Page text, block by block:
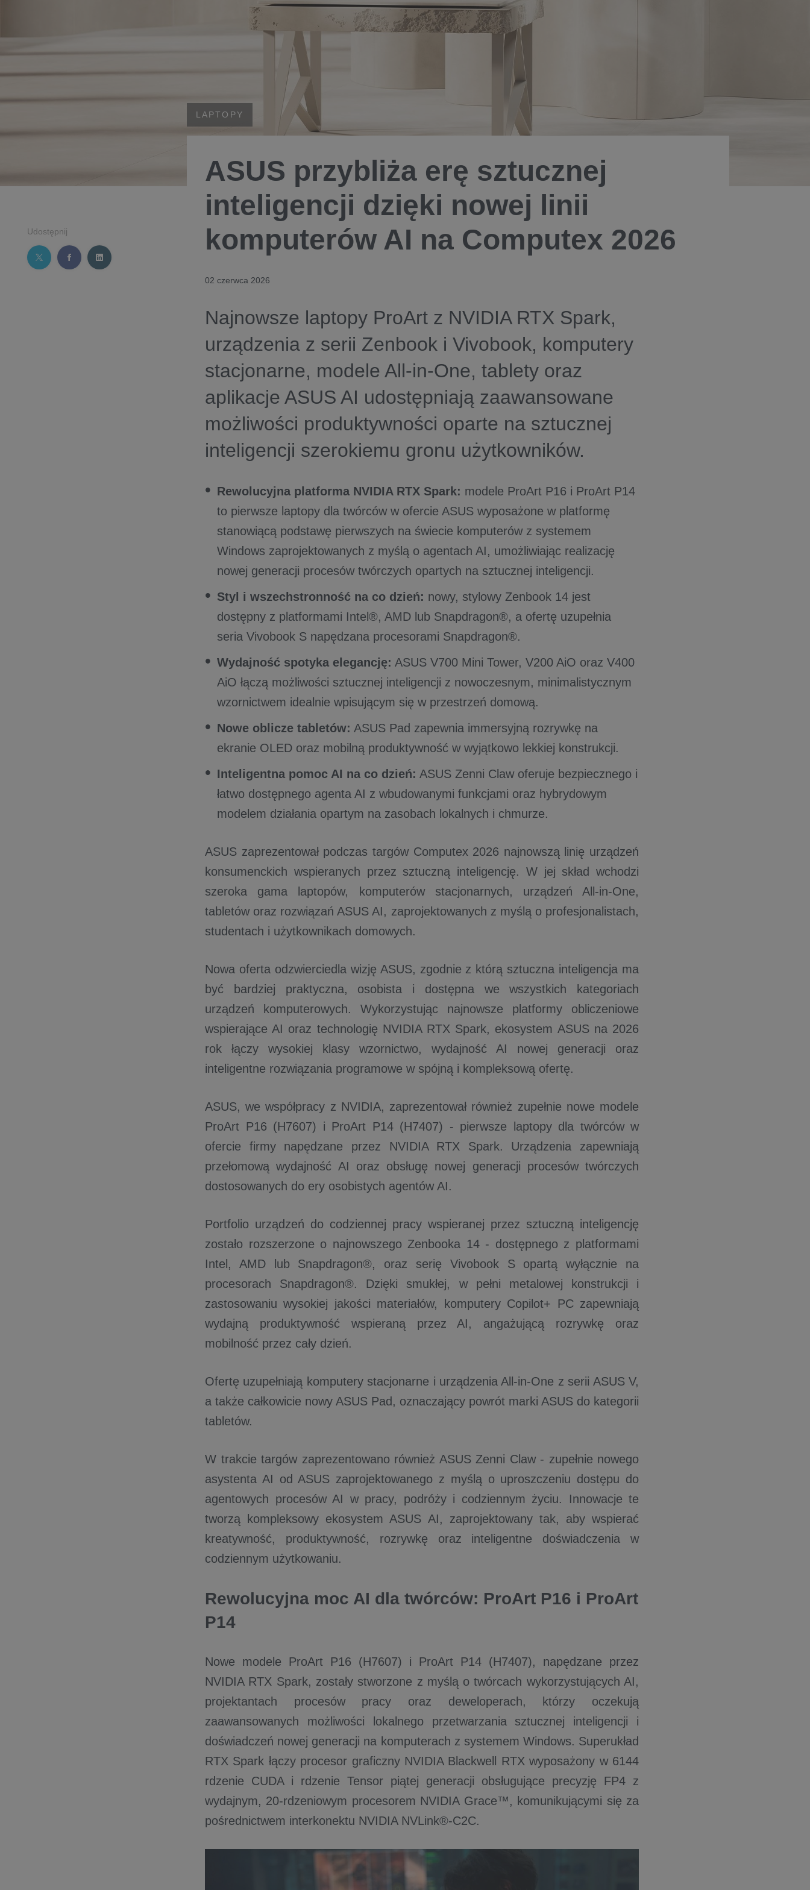
Udostępnij
LAPTOPY
ASUS przybliża erę sztucznej
inteligencji dzięki nowej linii
komputerów AI na Computex 2026
02 czerwca 2026
Najnowsze laptopy ProArt z NVIDIA RTX Spark,
urządzenia z serii Zenbook i Vivobook, komputery
stacjonarne, modele All-in-One, tablety oraz
aplikacje ASUS AI udostępniają zaawansowane
możliwości produktywności oparte na sztucznej
inteligencji szerokiemu gronu użytkowników.
Rewolucyjna platforma NVIDIA RTX Spark: modele ProArt P16 i ProArt P14
to pierwsze laptopy dla twórców w ofercie ASUS wyposażone w platformę
stanowiącą podstawę pierwszych na świecie komputerów z systemem
Windows zaprojektowanych z myślą o agentach AI, umożliwiając realizację
nowej generacji procesów twórczych opartych na sztucznej inteligencji.
Styl i wszechstronność na co dzień: nowy, stylowy Zenbook 14 jest
dostępny z platformami Intel®, AMD lub Snapdragon®, a ofertę uzupełnia
seria Vivobook S napędzana procesorami Snapdragon®.
Wydajność spotyka elegancję: ASUS V700 Mini Tower, V200 AiO oraz V400
AiO łączą możliwości sztucznej inteligencji z nowoczesnym, minimalistycznym
wzornictwem idealnie wpisującym się w przestrzeń domową.
Nowe oblicze tabletów: ASUS Pad zapewnia immersyjną rozrywkę na
ekranie OLED oraz mobilną produktywność w wyjątkowo lekkiej konstrukcji.
Inteligentna pomoc AI na co dzień: ASUS Zenni Claw oferuje bezpiecznego i
łatwo dostępnego agenta AI z wbudowanymi funkcjami oraz hybrydowym
modelem działania opartym na zasobach lokalnych i chmurze.
ASUS zaprezentował podczas targów Computex 2026 najnowszą linię urządzeń
konsumenckich wspieranych przez sztuczną inteligencję. W jej skład wchodzi
szeroka gama laptopów, komputerów stacjonarnych, urządzeń All-in-One,
tabletów oraz rozwiązań ASUS AI, zaprojektowanych z myślą o profesjonalistach,
studentach i użytkownikach domowych.
Nowa oferta odzwierciedla wizję ASUS, zgodnie z którą sztuczna inteligencja ma
być bardziej praktyczna, osobista i dostępna we wszystkich kategoriach
urządzeń komputerowych. Wykorzystując najnowsze platformy obliczeniowe
wspierające AI oraz technologię NVIDIA RTX Spark, ekosystem ASUS na 2026
rok łączy wysokiej klasy wzornictwo, wydajność AI nowej generacji oraz
inteligentne rozwiązania programowe w spójną i kompleksową ofertę.
ASUS, we współpracy z NVIDIA, zaprezentował również zupełnie nowe modele
ProArt P16 (H7607) i ProArt P14 (H7407) - pierwsze laptopy dla twórców w
ofercie firmy napędzane przez NVIDIA RTX Spark. Urządzenia zapewniają
przełomową wydajność AI oraz obsługę nowej generacji procesów twórczych
dostosowanych do ery osobistych agentów AI.
Portfolio urządzeń do codziennej pracy wspieranej przez sztuczną inteligencję
zostało rozszerzone o najnowszego Zenbooka 14 - dostępnego z platformami
Intel, AMD lub Snapdragon®, oraz serię Vivobook S opartą wyłącznie na
procesorach Snapdragon®. Dzięki smukłej, w pełni metalowej konstrukcji i
zastosowaniu wysokiej jakości materiałów, komputery Copilot+ PC zapewniają
wydajną produktywność wspieraną przez AI, angażującą rozrywkę oraz
mobilność przez cały dzień.
Ofertę uzupełniają komputery stacjonarne i urządzenia All-in-One z serii ASUS V,
a także całkowicie nowy ASUS Pad, oznaczający powrót marki ASUS do kategorii
tabletów.
W trakcie targów zaprezentowano również ASUS Zenni Claw - zupełnie nowego
asystenta AI od ASUS zaprojektowanego z myślą o uproszczeniu dostępu do
agentowych procesów AI w pracy, podróży i codziennym życiu. Innowacje te
tworzą kompleksowy ekosystem ASUS AI, zaprojektowany tak, aby wspierać
kreatywność, produktywność, rozrywkę oraz inteligentne doświadczenia w
codziennym użytkowaniu.
Rewolucyjna moc AI dla twórców: ProArt P16 i ProArt
P14
Nowe modele ProArt P16 (H7607) i ProArt P14 (H7407), napędzane przez
NVIDIA RTX Spark, zostały stworzone z myślą o twórcach wykorzystujących AI,
projektantach procesów pracy oraz deweloperach, którzy oczekują
zaawansowanych możliwości lokalnego przetwarzania sztucznej inteligencji i
doświadczeń nowej generacji na komputerach z systemem Windows. Superukład
RTX Spark łączy procesor graficzny NVIDIA Blackwell RTX wyposażony w 6144
rdzenie CUDA i rdzenie Tensor piątej generacji obsługujące precyzję FP4 z
wydajnym, 20-rdzeniowym procesorem NVIDIA Grace™, komunikującymi się za
pośrednictwem interkonektu NVIDIA NVLink®-C2C.